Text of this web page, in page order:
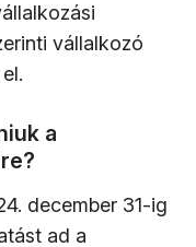
vállalkozó
a
december 31-ig
ad a